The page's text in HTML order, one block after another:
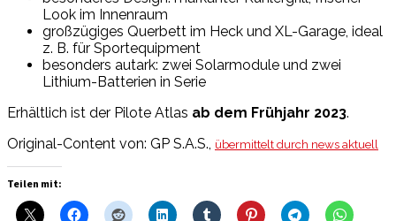
Look im Innenraum
großzügiges Querbett im Heck und XL-Garage, ideal
z. B. für Sportequipment
besonders autark: zwei Solarmodule und zwei
Lithium-Batterien in Serie
Erhältlich ist der Pilote Atlas ab dem Frühjahr 2023.
Original-Content von: GP S.A.S., übermittelt durch news aktuell
Teilen mit: